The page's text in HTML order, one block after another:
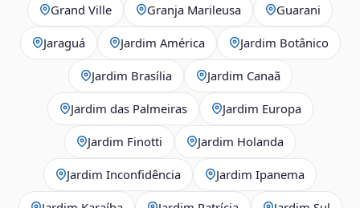
Grand Ville Granja Marileusa Guarani
Jaraguá Jardim América Jardim Botânico
Jardim Brasília Jardim Canaã
Jardim das Palmeiras Jardim Europa
Jardim Finotti Jardim Holanda
Jardim Inconfidência Jardim Ipanema